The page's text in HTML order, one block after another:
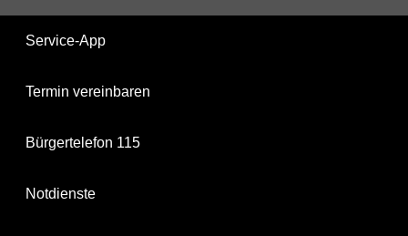
Service-App
Termin vereinbaren
Bürgertelefon 115
Notdienste